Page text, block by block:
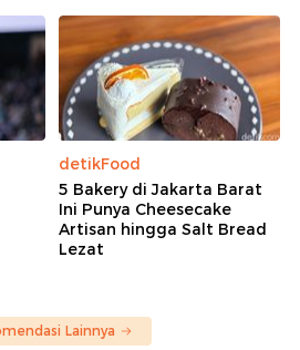
detikFood
5 Bakery di Jakarta Barat
Ini Punya Cheesecake
Artisan hingga Salt Bread
Lezat
Lainnya